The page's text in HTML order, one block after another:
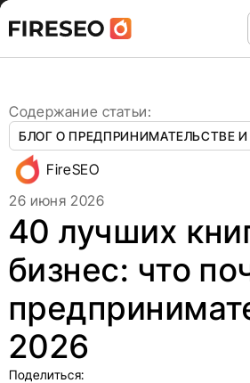
Skip
toСсылки
хлебных
Ссылки
хлебных
40 лучших книг про бизнес: что
Содержание статьи:
БЛОГ О ПРЕДПРИНИМАТЕЛЬСТВЕ И
FireSEO
26 июня 2026
40 лучших
бизнес: что
2026
Поделиться: